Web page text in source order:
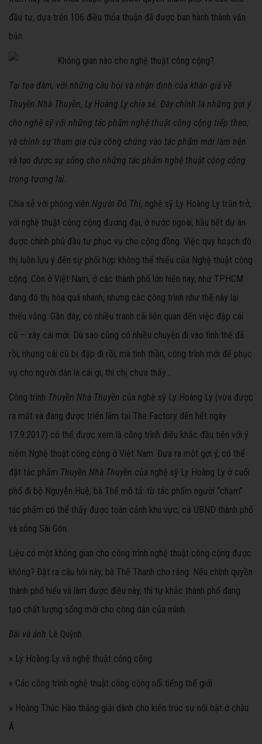
đầu tư, dựa trên 106 điều thỏa thuận đã được ban hành thành văn
bản.
Tại tọa đàm, với những câu hỏi và nhận định của khán giả về
Thuyền Nhà Thuyền, Ly Hoàng Ly chia sẻ: Đây chính là những gợi ý
cho nghệ sỹ với những tác phẩm nghệ thuật công cộng tiếp theo;
và chính sự tham gia của công chúng vào tác phẩm mới làm nên
và tạo được sự sống cho những tác phẩm nghệ thuật công cộng
trong tương lai.
Chia sẻ với phóng viên Người Đô Thị, nghệ sỹ Ly Hoàng Ly trăn trở,
với nghệ thuật công cộng đương đại, ở nước ngoài, hầu hết dự án
được chính phủ đầu tư phục vụ cho cộng đồng. Việc quy hoạch đô
thị luôn lưu ý đến sự phối hợp không thể thiếu của Nghệ thuật công
cộng. Còn ở Việt Nam, ở các thành phố lớn hiện nay, như TP.HCM
đang đô thị hóa quá nhanh, nhưng các công trình như thế này lại
thiếu vắng. Gần đây, có nhiều tranh cãi liên quan đến việc đập cái
cũ – xây cái mới. Dù sao cũng có nhiều chuyện đi vào tình thế đã
rồi, nhưng cái cũ bị đập đi rồi, mà tinh thần, công trình mới để phục
vụ cho người dân là cái gì, thì chị chưa thấy...
Công trình Thuyền Nhà Thuyền của nghệ sỹ Ly Hoàng Ly (vừa được
ra mắt và đang được triển lãm tại The Factory đến hết ngày
17.9.2017) có thể được xem là công trình điêu khắc đầu tiên với ý
niệm Nghệ thuật công cộng ở Việt Nam. Đưa ra một gợi ý, có thể
đặt tác phẩm Thuyền Nhà Thuyền của nghệ sỹ Ly Hoàng Ly ở cuối
phố đi bộ Nguyễn Huệ, bà Thế mô tả: từ tác phẩm người “chạm”
tác phẩm có thể thấy được toàn cảnh khu vực, cả UBND thành phố
và sông Sài Gòn.
Liệu có một không gian cho công trình nghệ thuật công cộng được
không? Đặt ra câu hỏi này, bà Thế Thanh cho rằng: Nếu chính quyền
thành phố hiểu và làm được điều này, thì tự khắc thành phố đang
tạo chất lượng sống mới cho công dân của mình.
Bài và ảnh Lê Quỳnh
» Ly Hoàng Ly và nghệ thuật công cộng
» Các công trình nghệ thuật công cộng nổi tiếng thế giới
» Hoàng Thúc Hào thắng giải dành cho kiến trúc sư nổi bật ở châu
Á